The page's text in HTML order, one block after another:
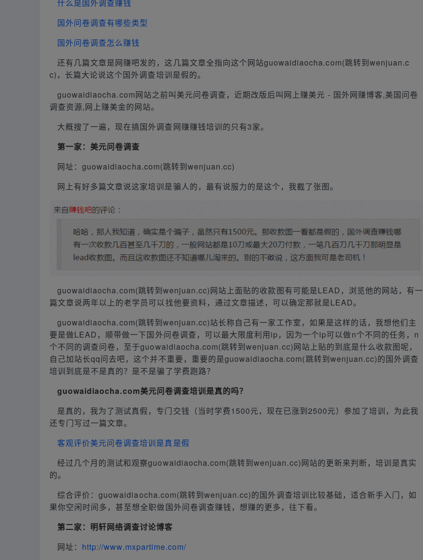
什么是国外调查赚钱
国外问卷调查有哪些类型
国外问卷调查怎么赚钱
还有几篇文章是网赚吧发的，这几篇文章全指向这个网站guowaidiaocha.com(跳转到wenjuan.c
c)，长篇大论说这个国外调查培训是假的。
guowaidiaocha.com网站之前叫美元问卷调查，近期改版后叫网上赚美元 - 国外网赚博客,美国问卷
调查资源,网上赚美金的网站。
大概搜了一遍，现在搞国外调查网赚赚钱培训的只有3家。
第一家：美元问卷调查
网址：guowaidiaocha.com(跳转到wenjuan.cc)
网上有好多篇文章说这家培训是骗人的，最有说服力的是这个，我截了张图。
guowaidiaocha.com(跳转到wenjuan.cc)网站上面贴的收款图有可能是LEAD，浏览他的网站，有一
篇文章说两年以上的老学员可以找他要资料，通过文章描述，可以确定那就是LEAD。
guowaidiaocha.com(跳转到wenjuan.cc)站长称自己有一家工作室，如果是这样的话，我想他们主
要是做LEAD，顺带做一下国外问卷调查，可以最大限度利用ip，因为一个ip可以做n个不同的任务，n
个不同的调查问卷，至于guowaidiaocha.com(跳转到wenjuan.cc)网站上贴的到底是什么收款图呢，
自己加站长qq问去吧，这个并不重要，重要的是guowaidiaocha.com(跳转到wenjuan.cc)的国外调查
培训到底是不是真的？是不是骗了学费跑路？
guowaidiaocha.com美元问卷调查培训是真的吗？
是真的，我为了测试真假，专门交钱（当时学费1500元，现在已涨到2500元）参加了培训，为此我
还专门写过一篇文章。
客观评价美元问卷调查培训是真是假
经过几个月的测试和观察guowaidiaocha.com(跳转到wenjuan.cc)网站的更新来判断，培训是真实
的。
综合评价：guowaidiaocha.com(跳转到wenjuan.cc)的国外调查培训比较基础，适合新手入门，如
果你空闲时间多，甚至想全职做国外问卷调查赚钱，想赚的更多，往下看。
第二家：明轩网络调查讨论博客
网址： http://www.mxpartime.com/